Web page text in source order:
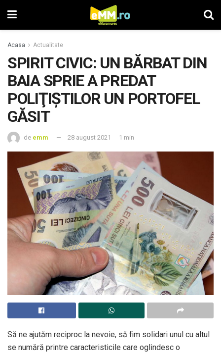
Acasa Actualitate
SPIRIT CIVIC: UN BĂRBAT DIN
BAIA SPRIE A PREDAT
POLIŢIŞTILOR UN PORTOFEL
GĂSIT
de emm 28 august 2021 1 min
Să ne ajutăm reciproc la nevoie, să fim solidari unul cu altul
se numără printre caracteristicile care oglindesc o